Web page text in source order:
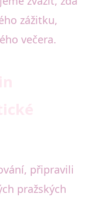
zážitku,
večera.
připravili
pražských